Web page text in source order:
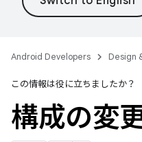
Android Developers Design
この情報は役に立ちましたか？
構成の変